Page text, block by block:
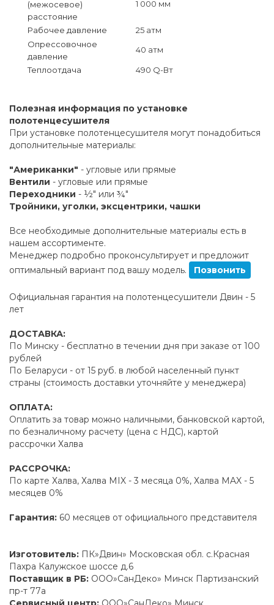
(межосевое)
расстояние
1 000 мм
Рабочее давление
25 атм
Опрессовочное
давление
40 атм
Теплоотдача 490 Q-Вт
Полезная информация по установке
полотенцесушителя
При установке полотенцесушителя могут понадобиться
дополнительные материалы:
"Американки" - угловые или прямые
Вентили - угловые или прямые
Переходники - ½" или ¾"
Тройники, уголки, эксцентрики, чашки
Все необходимые дополнительные материалы есть в
нашем ассортименте.
Менеджер подробно проконсультирует и предложит
оптимальный вариант под вашу модель.
Позвонить
Официальная гарантия на полотенцесушители Двин - 5
лет
ДОСТАВКА:
По Минску - бесплатно в течении дня при заказе от 100
рублей
По Беларуси - от 15 руб. в любой населенный пункт
страны (стоимость доставки уточняйте у менеджера)
ОПЛАТА:
Оплатить за товар можно наличными, банковской картой,
по безналичному расчету (цена с НДС), картой
рассрочки Халва
РАССРОЧКА:
По карте Халва, Халва MIX - 3 месяца 0%, Халва MAX - 5
месяцев 0%
Гарантия: 60 месяцев от официального представителя
Изготовитель: ПК»Двин» Московская обл. с.Красная
Пахра Калужское шоссе д.6
Поставщик в РБ: ООО»СанДеко» Минск Партизанский
пр-т 77а